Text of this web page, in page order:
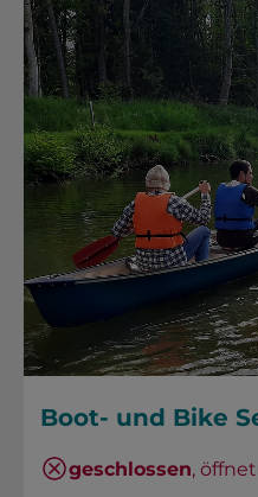
Boot- und Bike
geschlossen,